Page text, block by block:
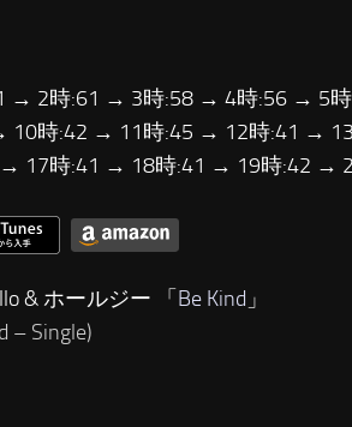
→ 2時:61 → 3時:58 → 4時:56 → 5
10時:42 → 11時:45 → 12時:41 →
17時:41 → 18時:41 → 19時:42 →
& ホールジー 「 Be Kind 」
– Single)